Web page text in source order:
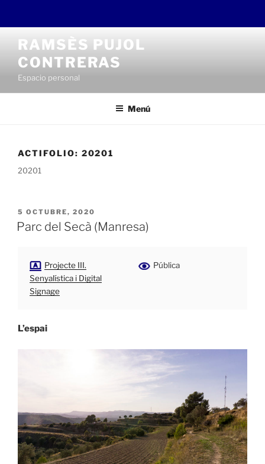
contenido
RAMSÈS PUJOL
CONTRERAS
Espacio personal
Menú
ACTIFOLIO: 20201
20201
PUBLICADO
EL
5 OCTUBRE, 2020
Parc del Secà (Manresa)
Projecte III.
Senyalística i Digital
Signage
Pública
L’espai